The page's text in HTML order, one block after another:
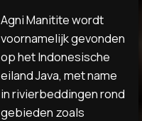
Agni Manitite wordt
voornamelijk gevonden
op het Indonesische
eiland Java, met name
in rivierbeddingen rond
gebieden zoals